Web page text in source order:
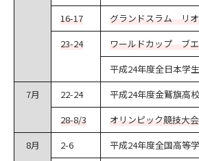
16-17
グランドスラム リ
23-24
ワールドカップ ブ
平成24年度全日本学
7月
22-24
平成24年度金鷲旗高
28-8/3
オリンピック競技大
8月
2-6
平成24年度全国高等